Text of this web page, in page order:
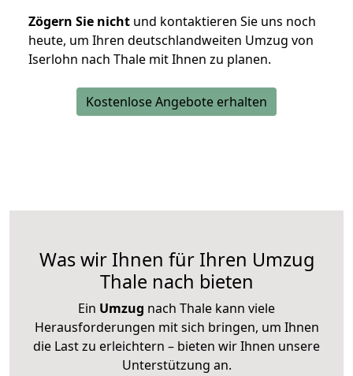
Zögern Sie nicht und kontaktieren Sie uns noch
heute, um Ihren deutschlandweiten Umzug von
Iserlohn nach Thale mit Ihnen zu planen.
Kostenlose Angebote erhalten
Was wir Ihnen für Ihren Umzug
Thale nach bieten
Ein Umzug nach Thale kann viele
Herausforderungen mit sich bringen, um Ihnen
die Last zu erleichtern – bieten wir Ihnen unsere
Unterstützung an.